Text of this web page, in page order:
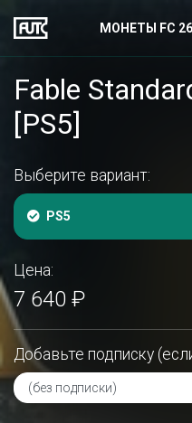
МОНЕТЫ FC 26
Fable
[PS5]
Выберите вариант:
PS5
Цена:
7 640 ₽
Добавьте подписку